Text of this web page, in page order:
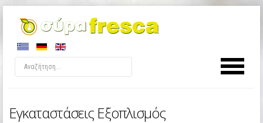
Εγκαταστάσεις Εξοπλισμός